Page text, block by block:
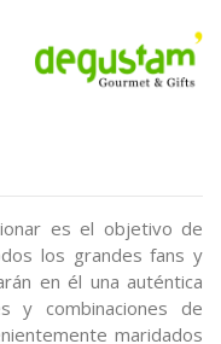
es el objetivo de
los grandes fans y
en él una auténtica
y combinaciones de
maridados